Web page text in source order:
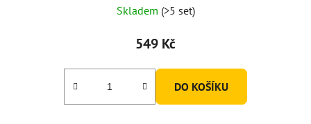
Skladem (>5 set)
549 Kč
DO KOŠÍKU